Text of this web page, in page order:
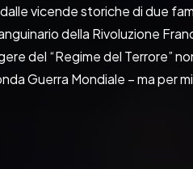
vicende storiche di due
della Rivoluzione
del “Regime del Terrore”
Guerra Mondiale – ma per
Parigi e Londra durante la
del proletariato